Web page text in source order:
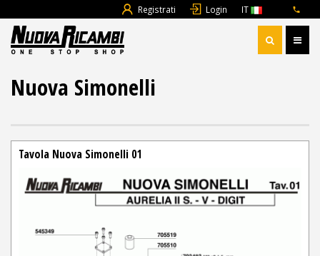
Registrati Login IT
Nuova Simonelli
Tavola Nuova Simonelli 01